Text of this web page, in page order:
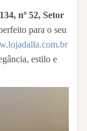
nº 52, Setor
para o seu
estilo e